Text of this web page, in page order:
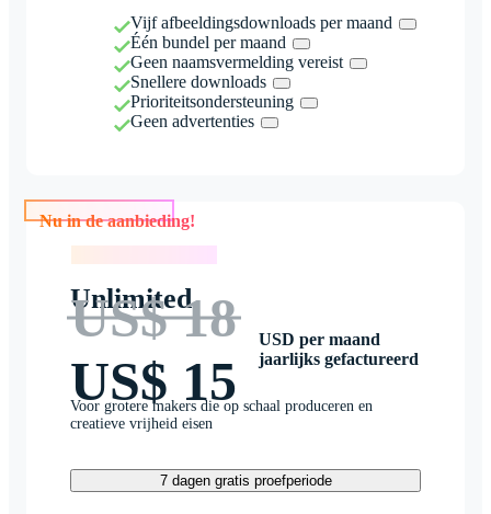
Vijf afbeeldingsdownloads per maand
Één bundel per maand
Geen naamsvermelding vereist
Snellere downloads
Prioriteitsondersteuning
Geen advertenties
Nu in de aanbieding!
Unlimited
US$ 18
US$ 15
USD per maand
jaarlijks gefactureerd
Voor grotere makers die op schaal produceren en
creatieve vrijheid eisen
7 dagen gratis proefperiode